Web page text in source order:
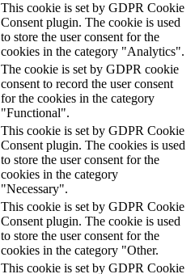
This cookie is set by GDPR Cookie
Consent plugin. The cookie is used
to store the user consent for the
cookies in the category "Analytics".
The cookie is set by GDPR cookie
consent to record the user consent
for the cookies in the category
"Functional".
This cookie is set by GDPR Cookie
Consent plugin. The cookies is used
to store the user consent for the
cookies in the category
"Necessary".
This cookie is set by GDPR Cookie
Consent plugin. The cookie is used
to store the user consent for the
cookies in the category "Other.
This cookie is set by GDPR Cookie